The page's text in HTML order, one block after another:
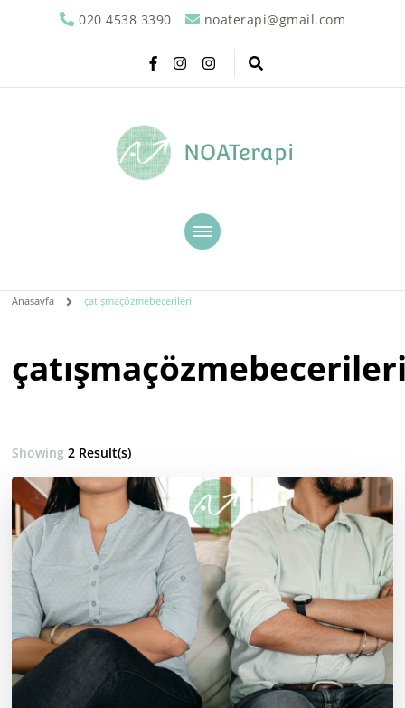
020 4538 3390 noaterapi@gmail.com
NOATerapi
Anasayfa çatışmaçözmebecerileri
Showing2 Result(s)